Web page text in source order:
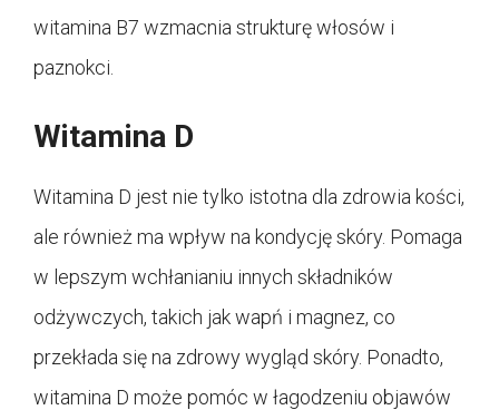
witamina B7 wzmacnia strukturę włosów i
paznokci.
Witamina D
Witamina D jest nie tylko istotna dla zdrowia kości,
ale również ma wpływ na kondycję skóry. Pomaga
w lepszym wchłanianiu innych składników
odżywczych, takich jak wapń i magnez, co
przekłada się na zdrowy wygląd skóry. Ponadto,
witamina D może pomóc w łagodzeniu objawów